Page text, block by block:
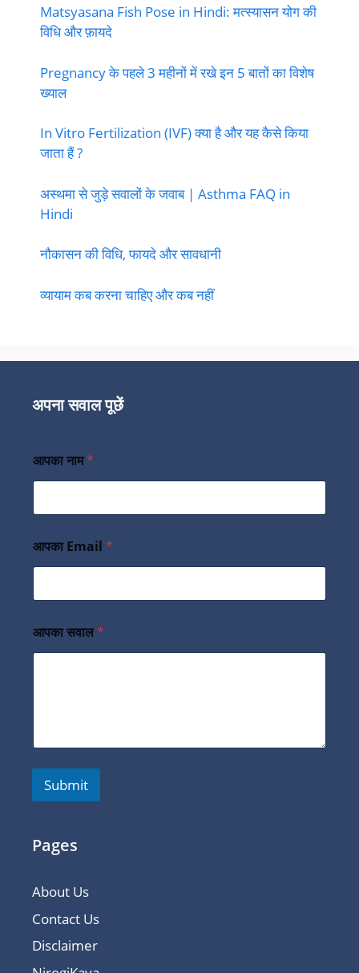
Matsyasana Fish Pose in Hindi: मत्स्यासन योग की
विधि और फ़ायदे
Pregnancy के पहले 3 महीनों में रखे इन 5 बातों का विशेष
ख्याल
In Vitro Fertilization (IVF) क्या है और यह कैसे किया
जाता हैं ?
अस्थमा से जुड़े सवालों के जवाब | Asthma FAQ in
Hindi
नौकासन की विधि, फायदे और सावधानी
व्यायाम कब करना चाहिए और कब नहीं
अपना सवाल पूछें
आपका नाम*
आपका Email *
आपका सवाल*
Submit
Pages
About Us
Contact Us
Disclaimer